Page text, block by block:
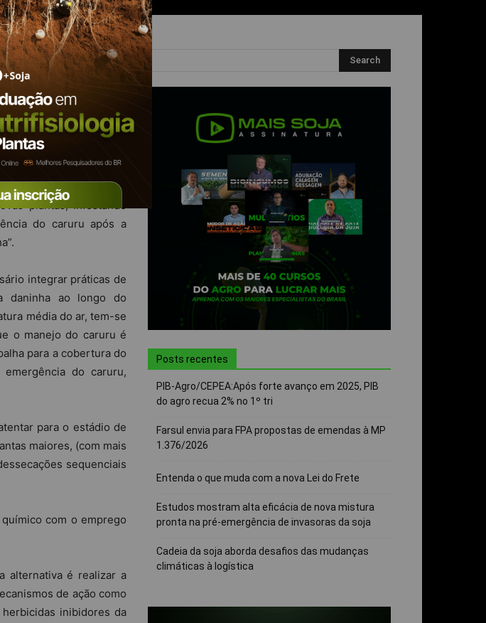
e grande produção
emergência ao longo
e manejo.
sementes de caruru
plantas, infestando
do caruru após a
integrar práticas de
daninha ao longo do
média do ar, tem-se
o manejo do caruru é
para a cobertura do
do caruru,
para o estádio de
maiores, (com mais
sequenciais
com o emprego
alternativa é realizar a
de ação como
inibidores da
Posts recentes
PIB-Agro/CEPEA:Após forte avanço em 2025, PIB
do agro recua 2% no 1º tri
Farsul envia para FPA propostas de emendas à MP
1.376/2026
Entenda o que muda com a nova Lei do Frete
Estudos mostram alta eficácia de nova mistura
pronta na pré-emergência de invasoras da soja
Cadeia da soja aborda desafios das mudanças
climáticas à logística